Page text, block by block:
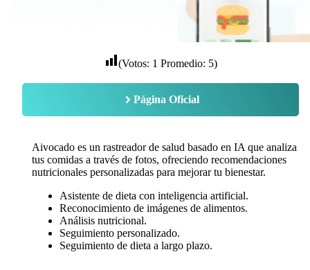
(Votos: 1 Promedio: 5)
Página Oficial
Aivocado es un rastreador de salud basado en IA que analiza
tus comidas a través de fotos, ofreciendo recomendaciones
nutricionales personalizadas para mejorar tu bienestar.
Asistente de dieta con inteligencia artificial.
Reconocimiento de imágenes de alimentos.
Análisis nutricional.
Seguimiento personalizado.
Seguimiento de dieta a largo plazo.